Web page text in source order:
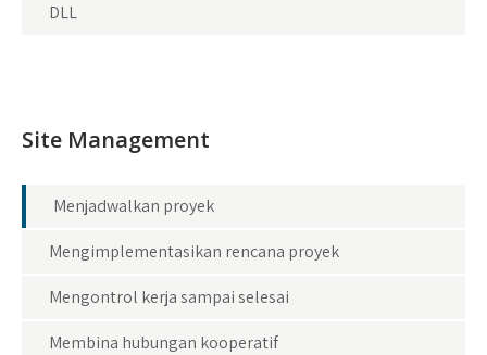
DLL
Site Management
Menjadwalkan proyek
Mengimplementasikan rencana proyek
Mengontrol kerja sampai selesai
Membina hubungan kooperatif